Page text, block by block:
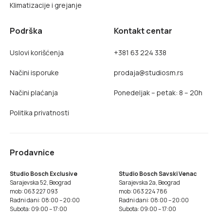
Klimatizacije i grejanje
Podrška
Uslovi korišćenja
Načini isporuke
Načini plaćanja
Politika privatnosti
Kontakt centar
+381 63 224 338
prodaja@studiosm.rs
Ponedeljak – petak: 8 – 20h
Prodavnice
Studio Bosch Exclusive
Sarajevska 52, Beograd
mob: 063 227 093
Radni dani: 08:00 – 20:00
Subota: 09:00 – 17:00
Studio Bosch Savski Venac
Sarajevska 2a, Beograd
mob: 063 224 786
Radni dani: 08:00 – 20:00
Subota: 09:00 – 17:00